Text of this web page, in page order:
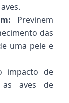
Previnem
das
uma pele e
impacto de
as aves de